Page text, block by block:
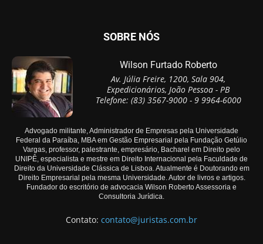
SOBRE NÓS
Wilson Furtado Roberto
Av. Júlia Freire, 1200, Sala 904,
Expedicionários, João Pessoa - PB
Telefone: (83) 3567-9000 - 9 9964-6000
Advogado militante, Administrador de Empresas pela Universidade
Federal da Paraíba, MBA em Gestão Empresarial pela Fundação Getúlio
Vargas, professor, palestrante, empresário, Bacharel em Direito pelo
UNIPÊ, especialista e mestre em Direito Internacional pela Faculdade de
Direito da Universidade Clássica de Lisboa. Atualmente é Doutorando em
Direito Empresarial pela mesma Universidade. Autor de livros e artigos.
Fundador do escritório de advocacia Wilson Roberto Assessoria e
Consultoria Jurídica.
Contato: contato@juristas.com.br